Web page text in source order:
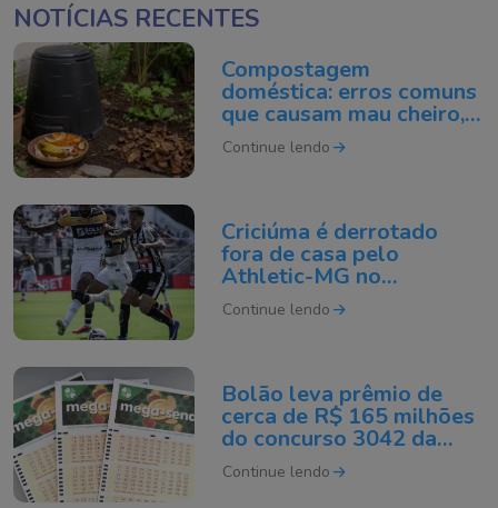
NOTÍCIAS RECENTES
Compostagem
doméstica: erros comuns
que causam mau cheiro,
mosquitos e desânimo
Continue lendo
Criciúma é derrotado
fora de casa pelo
Athletic-MG no
Brasileirão da Série B
Continue lendo
Bolão leva prêmio de
cerca de R$ 165 milhões
do concurso 3042 da
Mega-Sena sorteado
neste domingo
Continue lendo